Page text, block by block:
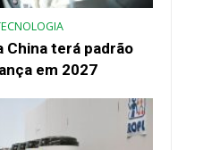
China terá padrão
em 2027